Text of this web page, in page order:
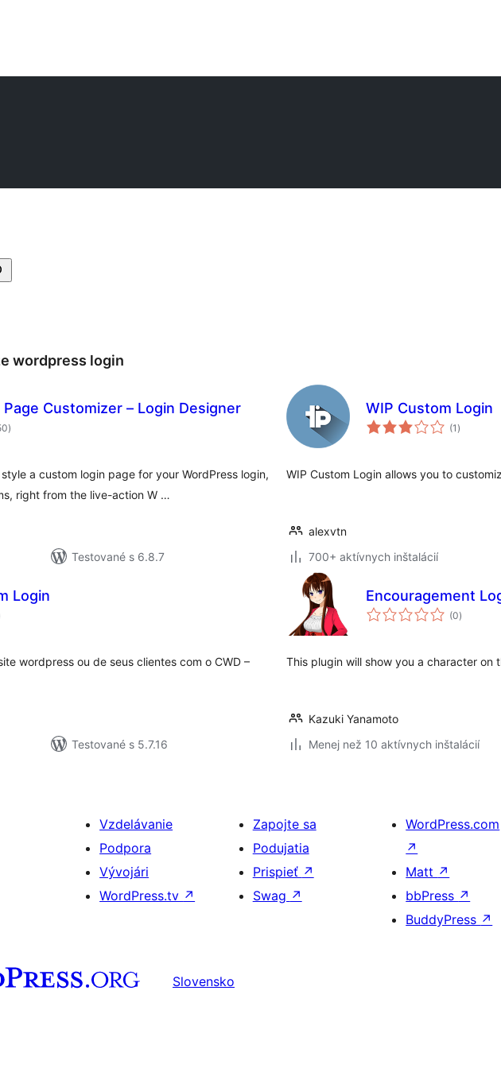
wordpress login
Customizer – Login Designer
celkové
hodnotenie
)
a custom login page for your WordPress login,
right from the live-action W …
Testované s 6.8.7
WIP Custom Login
(1 celkové
hodnotenie
)
WIP Custom Login allows you to
alexvtn
700+ aktívnych inštalácií
Login
wordpress ou de seus clientes com o CWD –
Testované s 5.7.16
Encouragement
(0celkové
)
This plugin will show you a character
Kazuki Yanamoto
Menej než 10 aktívnych inštalácií
Vzdelávanie
Podpora
Vývojári
WordPress.tv ↗
Zapojte sa
Podujatia
Prispieť ↗
Swag ↗
WordPress.com
↗
Matt ↗
bbPress ↗
BuddyPress ↗
Slovensko